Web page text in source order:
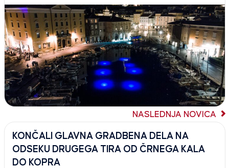
NASLEDNJA NOVICA
KONČALI GLAVNA GRADBENA DELA NA
ODSEKU DRUGEGA TIRA OD ČRNEGA KALA
DO KOPRA